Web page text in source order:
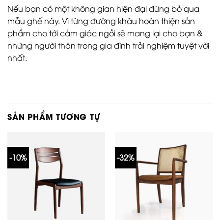
Nếu bạn có một không gian hiện đại đừng bỏ qua
mẫu ghế này. Vì từng đường khâu hoàn thiện sản
phẩm cho tới cảm giác ngồi sẽ mang lại cho bạn &
những người thân trong gia đình trải nghiệm tuyệt vời
nhất.
SẢN PHẨM TƯƠNG TỰ
-10% -32%